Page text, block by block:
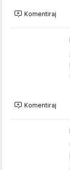
Komentiraj
Komentiraj